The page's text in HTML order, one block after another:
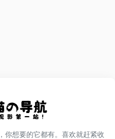
你想要的它都有。喜欢就赶紧收